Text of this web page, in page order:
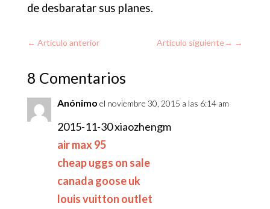
de desbaratar sus planes.
← Artículo anterior Artículo siguiente →
8 Comentarios
Anónimo el noviembre 30, 2015 a las 6:14 am
2015-11-30 xiaozhengm
air max 95
cheap uggs on sale
canada goose uk
louis vuitton outlet